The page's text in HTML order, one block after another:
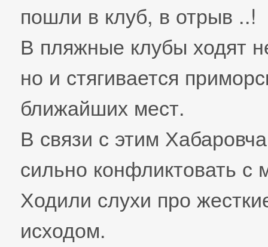
пошли в клуб, в отрыв ..!
В пляжные клубы ходят
но и стягивается
ближайших мест.
В связи с этим
сильно конфликтовать
Ходили слухи про
исходом.